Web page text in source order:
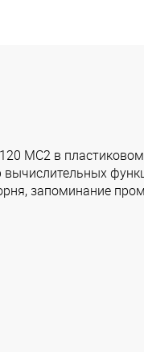
MC2 в
запоминание